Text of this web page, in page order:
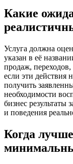
Какие
Услуга должна
указан в её
продаж,
если эти действия
получить
необходимости
бизнес результаты
и поведения
Когда